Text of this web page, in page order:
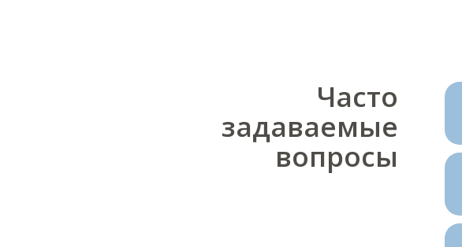
Часто
задаваемые
вопросы